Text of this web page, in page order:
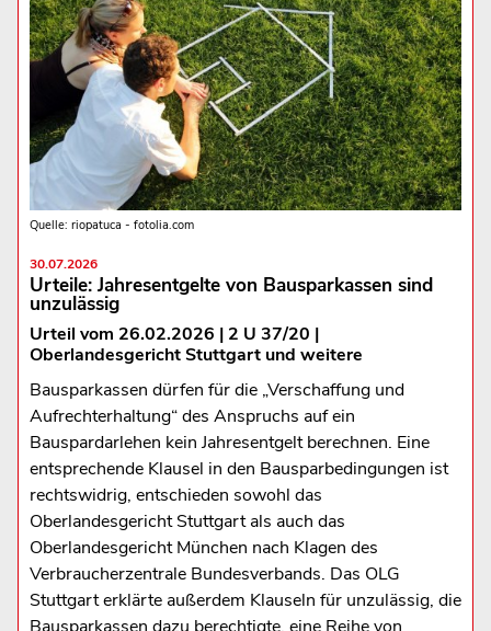
Quelle: riopatuca - fotolia.com
30.07.2026
Urteile: Jahresentgelte von Bausparkassen sind
unzulässig
Urteil vom 26.02.2026 | 2 U 37/20 |
Oberlandesgericht Stuttgart und weitere
Bausparkassen dürfen für die „Verschaffung und
Aufrechterhaltung“ des Anspruchs auf ein
Bauspardarlehen kein Jahresentgelt berechnen. Eine
entsprechende Klausel in den Bausparbedingungen ist
rechtswidrig, entschieden sowohl das
Oberlandesgericht Stuttgart als auch das
Oberlandesgericht München nach Klagen des
Verbraucherzentrale Bundesverbands. Das OLG
Stuttgart erklärte außerdem Klauseln für unzulässig, die